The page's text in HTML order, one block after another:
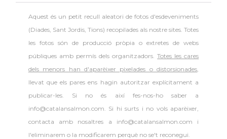
Aquest és un petit recull aleatori defotos d'esdeveniments
(Diades, Sant Jordis, Tions) recopilades als nostre sites. Totes
les fotos són de producció pròpia o extretes de webs
públiques amb permís dels organitzadors.Totes les cares
dels menors han d'aparèixer pixelades o distorsionades,
llevat que els pares ens hagin autoritzar explícitament a
publicar-les. Si no és així fes-nos-ho saber a
info@catalansalmon.com. Si hi surts i no vols aparèixer,
contacta amb nosaltres a info@catalansalmon.com i
l'eliminarem o la modificarem perquè no se't reconegui.